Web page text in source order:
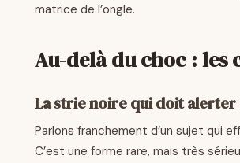
matrice de l’ongle.
Au-delà du choc : les
La strie noire qui doit alerter
Parlons franchement d’un sujet qui
C’est une forme rare, mais très